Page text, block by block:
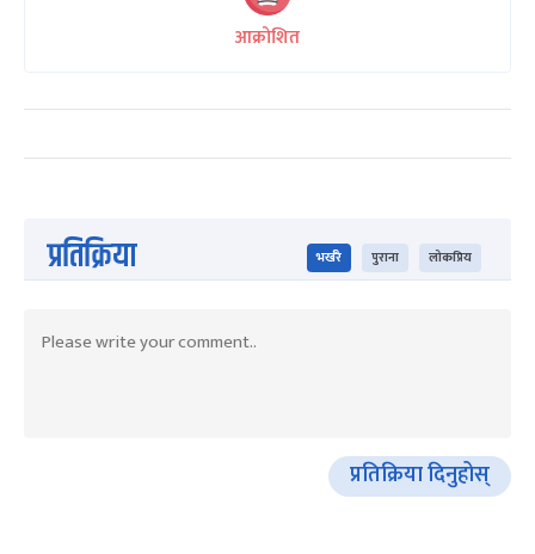
आक्रोशित
प्रतिक्रिया भर्खरै पुराना लोकप्रिय
प्रतिक्रिया दिनुहोस्